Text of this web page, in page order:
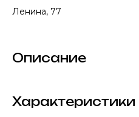
Ленина, 77
Описание
Характеристики